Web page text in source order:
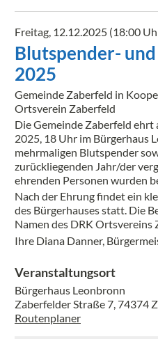
Freitag, 12.12.2025 (18:00
Blutspender-
2025
Gemeinde Zaberfeld in
Ortsverein Zaberfeld
Die Gemeinde Zaberfeld ehrt
2025, 18 Uhr im Bürgerhaus
mehrmaligen Blutspender
zurückliegenden Jahr/der
ehrenden Personen wurden
Nach der Ehrung findet ein
des Bürgerhauses statt. Die
Namen des DRK Ortsvereins
Ihre Diana Danner,
Veranstaltungsort
Bürgerhaus Leonbronn
Zaberfelder Straße 7, 74374
Routenplaner